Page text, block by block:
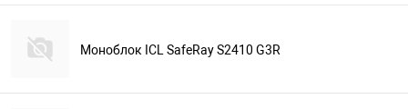
Моноблок ICL SafeRay S2410 G3R